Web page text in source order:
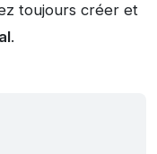
toujours créer et
.